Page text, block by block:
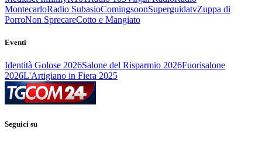
MontecarloRadio SubasioComingsoonSuperguidatvZuppa di
PorroNon SprecareCotto e Mangiato
Eventi
Identità Golose 2026Salone del Risparmio 2026Fuorisalone
2026L'Artigiano in Fiera 2025
Seguici su